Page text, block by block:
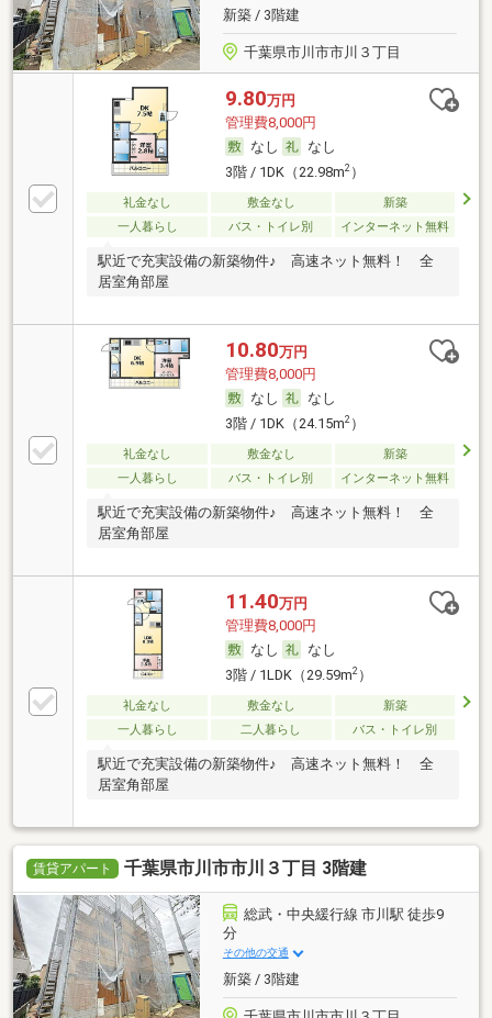
新築 / 3階建
千葉県市川市市川３丁目
9.80万円
管理費8,000円
なし
なし
3階 / 1DK（22.98m2）
礼金なし 敷金なし
新築
一人暮らし
バス・トイレ別 インターネット無料
駅近で充実設備の新築物件♪ 高速ネット無料！ 全
居室角部屋
10.80万円
管理費8,000円
なし
なし
3階 / 1DK（24.15m2）
礼金なし 敷金なし
新築
一人暮らし
バス・トイレ別 インターネット無料
駅近で充実設備の新築物件♪ 高速ネット無料！ 全
居室角部屋
11.40万円
管理費8,000円
なし
なし
3階 / 1LDK（29.59m2）
礼金なし 敷金なし
新築
一人暮らし
二人暮らし バス・トイレ別
駅近で充実設備の新築物件♪ 高速ネット無料！ 全
居室角部屋
賃貸アパート 千葉県市川市市川３丁目 3階建
総武・中央緩行線 市川駅 徒歩9
分
その他の交通
新築 / 3階建